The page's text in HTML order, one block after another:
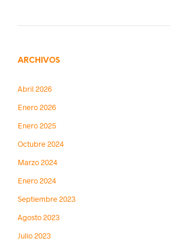
ARCHIVOS
Abril 2026
Enero 2026
Enero 2025
Octubre 2024
Marzo 2024
Enero 2024
Septiembre 2023
Agosto 2023
Julio 2023